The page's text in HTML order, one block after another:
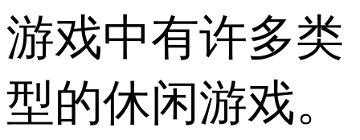
游戏中有许多类
型的休闲游戏。